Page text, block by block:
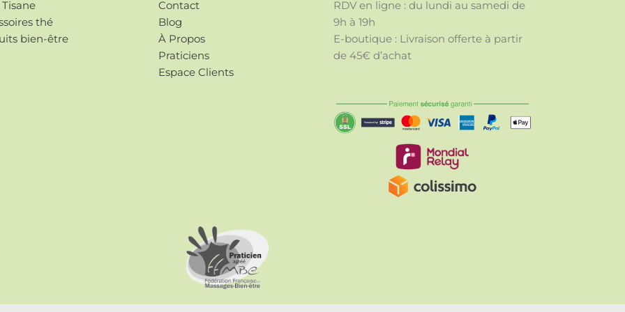
thé
bien-être
Contact
Blog
À Propos
Praticiens
Espace Clients
RDV en ligne : du lundi au samedi de
9h à 19h
E-boutique : Livraison offerte à partir
de 45€ d’achat